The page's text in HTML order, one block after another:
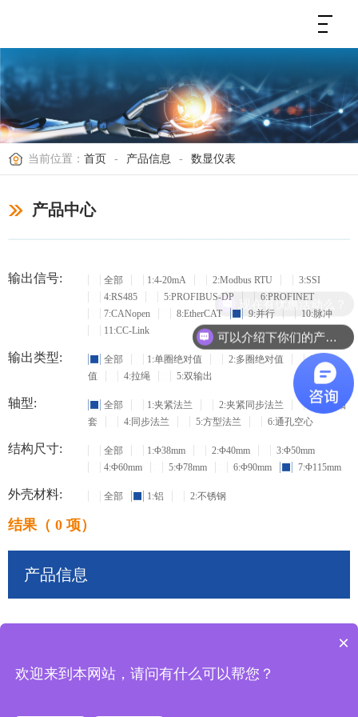
当前位置： 首页 - 产品信息 - 数显仪表
产品中心
输出信号: 全部 1:4-20mA 2:Modbus RTU
3:SSI
4:RS485
5:PROFIBUS-DP
6:PROFINET
7:CANopen
8:EtherCAT 9:并行
10:脉冲
11:CC-Link
输出类型: 全部 1:单圈绝对值 2:多圈绝对值
3:增量
值
4:拉绳 5:双输出
轴型: 全部 1:夹紧法兰 2:夹紧同步法兰
3:盲孔轴
套
4:同步法兰 5:方型法兰 6:通孔空心
结构尺寸: 全部 1:Φ38mm 2:Φ40mm
3:Φ50mm
4:Φ60mm
5:Φ78mm 6:Φ90mm 7:Φ115mm
外壳材料: 全部 1:铝 2:不锈钢
结果（ 0 项）
产品信息
可以介绍下你们的产品么？
现在有优惠活动么？
×
欢迎来到本网站，请问有什么可以帮您？